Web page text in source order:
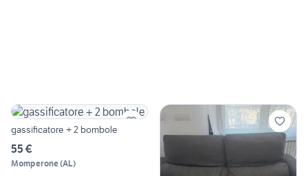
gassificatore + 2 bombole
55 €
Momperone(AL)